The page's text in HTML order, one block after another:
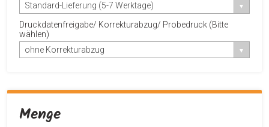
Standard-Lieferung (5-7 Werktage)
Druckdatenfreigabe/ Korrekturabzug/ Probedruck (Bitte
wählen)
ohne Korrekturabzug
Menge